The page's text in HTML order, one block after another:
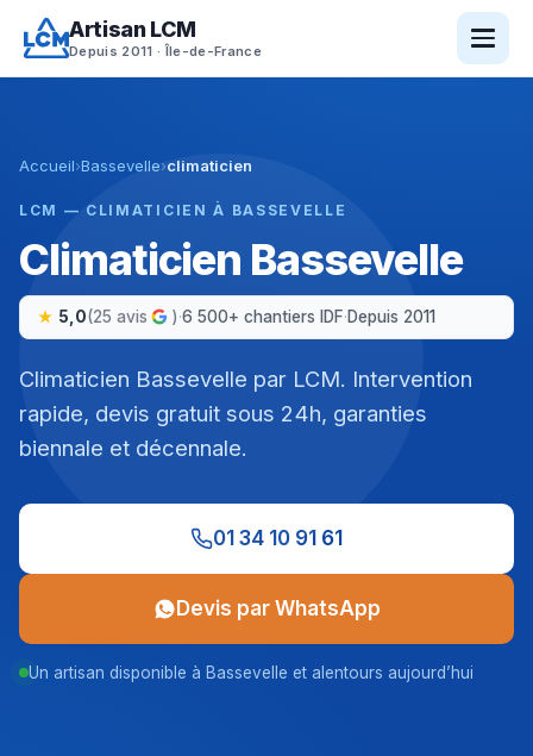
contenu
Artisan LCM
Depuis 2011 · Île-de-France
Accueil›Bassevelle›climaticien
LCM — CLIMATICIEN À BASSEVELLE
Climaticien Bassevelle
5,0(25 avis )·6 500+ chantiers IDF·Depuis 2011
Climaticien Bassevelle par LCM. Intervention
rapide, devis gratuit sous 24h, garanties
biennale et décennale.
01 34 10 91 61
Devis par WhatsApp
Un artisan disponible à Bassevelle et alentours aujourd’hui